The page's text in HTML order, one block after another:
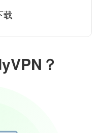
？
载